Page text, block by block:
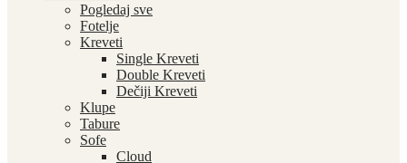
Pogledaj sve
Fotelje
Kreveti
Single Kreveti
Double Kreveti
Dečiji Kreveti
Klupe
Tabure
Sofe
Cloud